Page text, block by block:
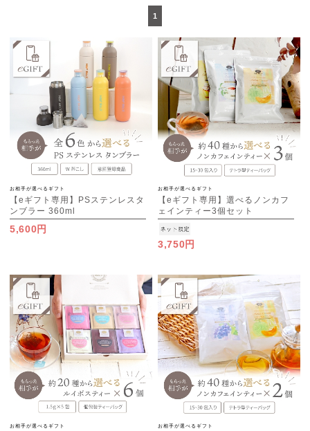
1
お相手が選べるギフト
【eギフト専用】PSステンレスタ
ンブラー 360ml
5,600円
お相手が選べるギフト
【eギフト専用】選べるノンカフ
ェインティー3個セット
3,750円
お相手が選べるギフト お相手が選べるギフト